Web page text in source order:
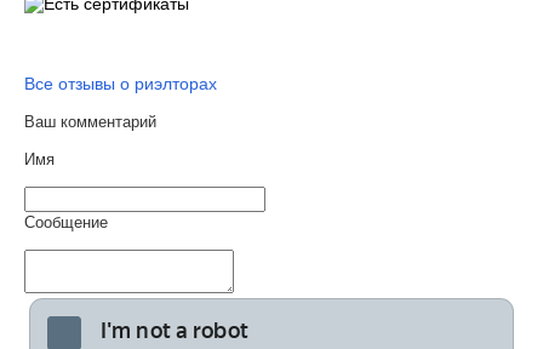
Все отзывы о риэлторах
Ваш комментарий
Имя
Сообщение